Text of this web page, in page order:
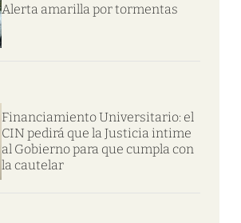
Alerta amarilla por tormentas
Financiamiento Universitario: el
CIN pedirá que la Justicia intime
al Gobierno para que cumpla con
la cautelar